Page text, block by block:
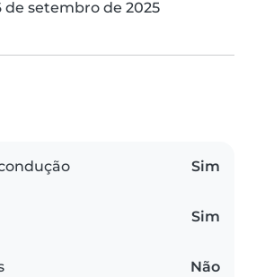
de setembro de 2025
Sim
Sim
Não